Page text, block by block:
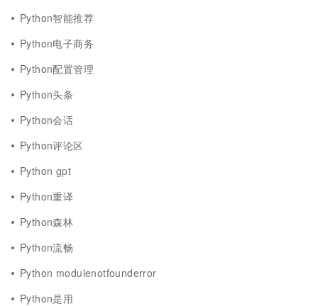
Python智能推荐
Python电子商务
Python配置管理
Python头条
Python会话
Python评论区
Python gpt
Python重译
Python森林
Python流畅
Python modulenotfounderror
Python是用